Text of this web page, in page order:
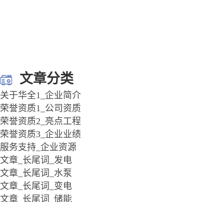
文章分类
关于华全1_企业简介
荣誉资质1_公司资质
荣誉资质2_亮点工程
荣誉资质3_企业业绩
服务支持_企业资源
文章_长尾词_发电
文章_长尾词_水泵
文章_长尾词_变电
文章_长尾词_储能